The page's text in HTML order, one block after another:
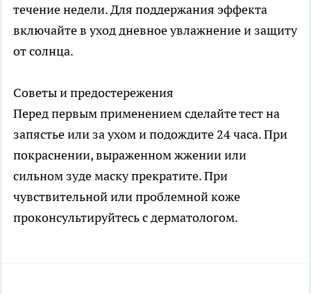
течение недели. Для поддержания эффекта
включайте в уход дневное увлажнение и защиту
от солнца.
Советы и предостережения
Перед первым применением сделайте тест на
запястье или за ухом и подождите 24 часа. При
покраснении, выраженном жжении или
сильном зуде маску прекратите. При
чувствительной или проблемной коже
проконсультируйтесь с дерматологом.